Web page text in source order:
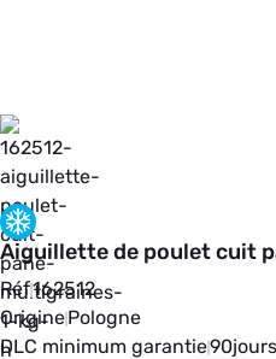
Aiguillette de poulet cuit
Réf162512
OriginePologne
DLC minimum garantie90jours